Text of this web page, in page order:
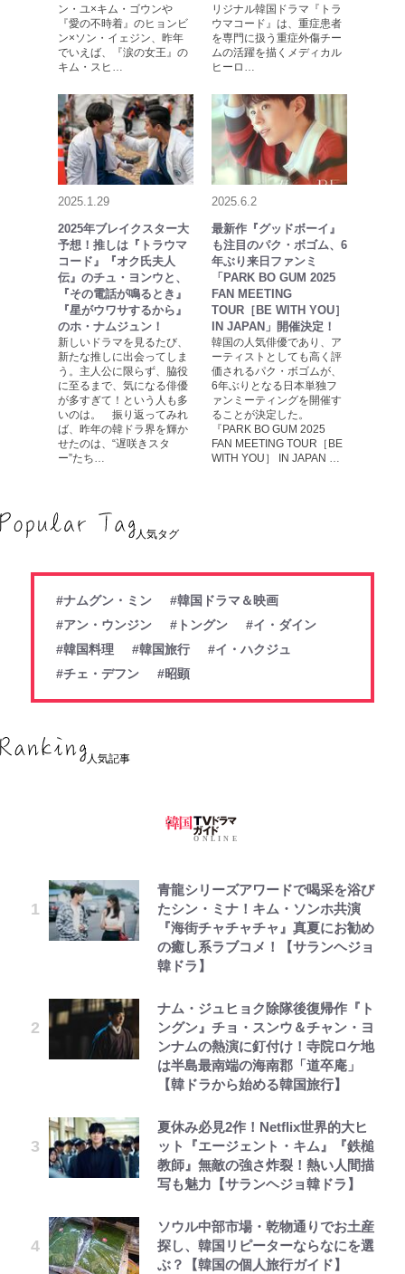
ン・ユ×キム・ゴウンや
『愛の不時着』のヒョンビ
ン×ソン・イェジン、昨年
でいえば、『涙の女王』の
キム・スヒ…
リジナル韓国ドラマ『トラ
ウマコード』は、重症患者
を専門に扱う重症外傷チー
ムの活躍を描くメディカル
ヒーロ…
2025.1.29
2025年ブレイクスター大
予想！推しは『トラウマ
コード』『オク氏夫人
伝』のチュ・ヨンウと、
『その電話が鳴るとき』
『星がウワサするから』
のホ・ナムジュン！
新しいドラマを見るたび、
新たな推しに出会ってしま
う。主人公に限らず、脇役
に至るまで、気になる俳優
が多すぎて！という人も多
いのは。 振り返ってみれ
ば、昨年の韓ドラ界を輝か
せたのは、“遅咲きスタ
ー”たち…
2025.6.2
最新作『グッドボーイ』
も注目のパク・ボゴム、6
年ぶり来日ファンミ
「PARK BO GUM 2025
FAN MEETING
TOUR［BE WITH YOU］
IN JAPAN」開催決定！
韓国の人気俳優であり、ア
ーティストとしても高く評
価されるパク・ボゴムが、
6年ぶりとなる日本単独フ
ァンミーティングを開催す
ることが決定した。
『PARK BO GUM 2025
FAN MEETING TOUR［BE
WITH YOU］ IN JAPAN …
人気タグ
#ナムグン・ミン
#韓国ドラマ＆映画
#アン・ウンジン
#トングン
#イ・ダイン
#韓国料理
#韓国旅行
#イ・ハクジュ
#チェ・デフン
#昭顕
人気記事
青龍シリーズアワードで喝采を浴び
たシン・ミナ！キム・ソンホ共演
『海街チャチャチャ』真夏にお勧め
の癒し系ラブコメ！【サランヘジョ
韓ドラ】
ナム・ジュヒョク除隊後復帰作『ト
ングン』チョ・スンウ＆チャン・ヨ
ンナムの熱演に釘付け！寺院ロケ地
は半島最南端の海南郡「道卒庵」
【韓ドラから始める韓国旅行】
夏休み必見2作！Netflix世界的大ヒ
ット『エージェント・キム』『鉄槌
教師』無敵の強さ炸裂！熱い人間描
写も魅力【サランヘジョ韓ドラ】
ソウル中部市場・乾物通りでお土産
探し、韓国リピーターならなにを選
ぶ？【韓国の個人旅行ガイド】